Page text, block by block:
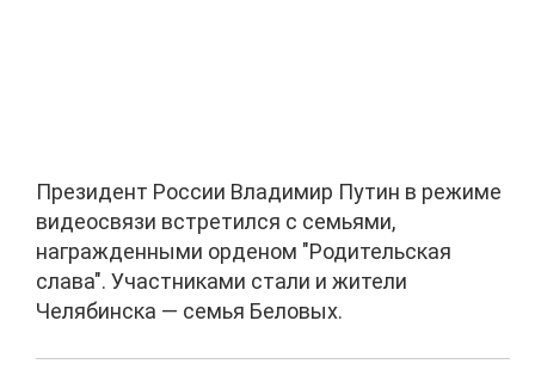
Президент России Владимир Путин в режиме
видеосвязи встретился с семьями,
награжденными орденом "Родительская
слава". Участниками стали и жители
Челябинска — семья Беловых.